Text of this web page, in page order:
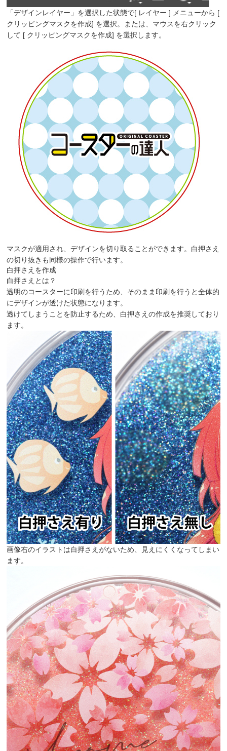
「デザインレイヤー」を選択した状態で[ レイヤー ] メニューから [
クリッピングマスクを作成] を選択。または、マウスを右クリック
して [ クリッピングマスクを作成] を選択します。
マスクが適用され、デザインを切り取ることができます。白押さえ
の切り抜きも同様の操作で行います。
白押さえを作成
白押さえとは？
透明のコースターに印刷を行うため、そのまま印刷を行うと全体的
にデザインが透けた状態になります。
透けてしまうことを防止するため、白押さえの作成を推奨しており
ます。
画像右のイラストは白押さえがないため、見えにくくなってしまい
ます。